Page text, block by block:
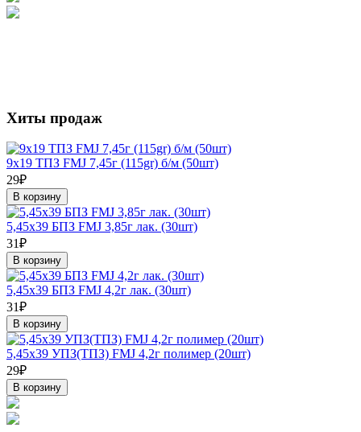
Хиты продаж
9х19 ТПЗ FMJ 7,45г (115gr) б/м (50шт)
29₽
В корзину
5,45х39 БПЗ FMJ 3,85г лак. (30шт)
31₽
В корзину
5,45х39 БПЗ FMJ 4,2г лак. (30шт)
31₽
В корзину
5,45х39 УПЗ(ТПЗ) FMJ 4,2г полимер (20шт)
29₽
В корзину